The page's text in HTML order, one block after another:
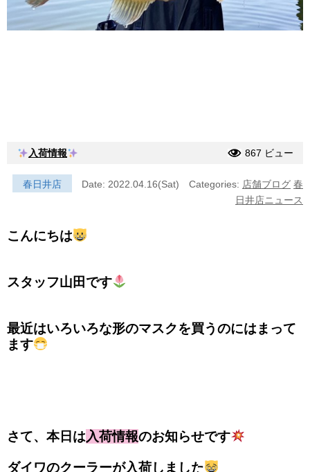
入荷情報 867 ビュー
春日井店 Date: 2022.04.16(Sat) Categories: 店舗ブログ 春
日井店ニュース
こんにちは
スタッフ山田です
最近はいろいろな形のマスクを買うのにはまって
ます
さて、本日は入荷情報のお知らせです
ダイワのクーラーが入荷しました